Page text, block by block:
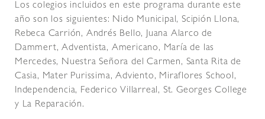
Los colegios incluidos en este programa durante este
año son los siguientes: Nido Municipal, Scipión Llona,
Rebeca Carrión, Andrés Bello, Juana Alarco de
Dammert, Adventista, Americano, María de las
Mercedes, Nuestra Señora del Carmen, Santa Rita de
Casia, Mater Purissima, Adviento, Miraflores School,
Independencia, Federico Villarreal, St. Georges College
y La Reparación.